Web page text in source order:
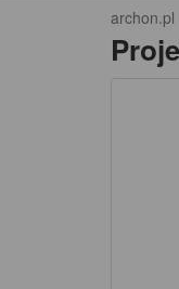
archon.pl